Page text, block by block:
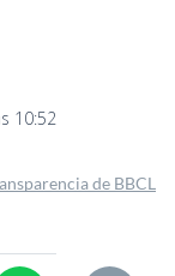
10:52
de BBCL